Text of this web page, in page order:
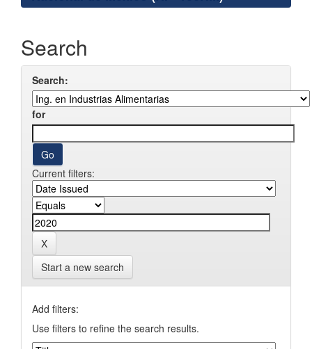
Search
Search:
for
Current filters:
Start a new search
Add filters:
Use filters to refine the search results.